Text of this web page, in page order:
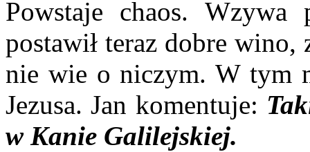
Powstaje chaos.
postawił teraz dobre wino,
nie wie o niczym. W tym
Jezusa. Jan komentuje:
w Kanie Galilejskiej.